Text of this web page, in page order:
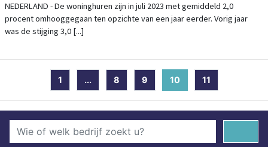
NEDERLAND - De woninghuren zijn in juli 2023 met gemiddeld 2,0
procent omhooggegaan ten opzichte van een jaar eerder. Vorig jaar
was de stijging 3,0 [...]
1 ... 8 9 10 (current)
11